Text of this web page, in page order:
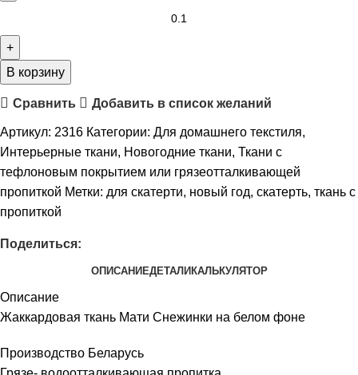
В корзину
Сравнить Добавить в список желаний
Артикул: 2316 Категории: Для домашнего текстиля,
Интерьерные ткани, Новогодние ткани, Ткани с
тефлоновым покрытием или грязеотталкивающей
пропиткой Метки: для скатерти, новый год, скатерть, ткань с
пропиткой
Поделиться:
ОПИСАНИЕДЕТАЛИКАЛЬКУЛЯТОР
Описание
Жаккардовая ткань Мати Снежинки на белом фоне
Производство Беларусь